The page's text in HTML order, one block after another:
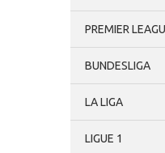
PREMIER
BUNDESLIGA
LA LIGA
LIGUE 1